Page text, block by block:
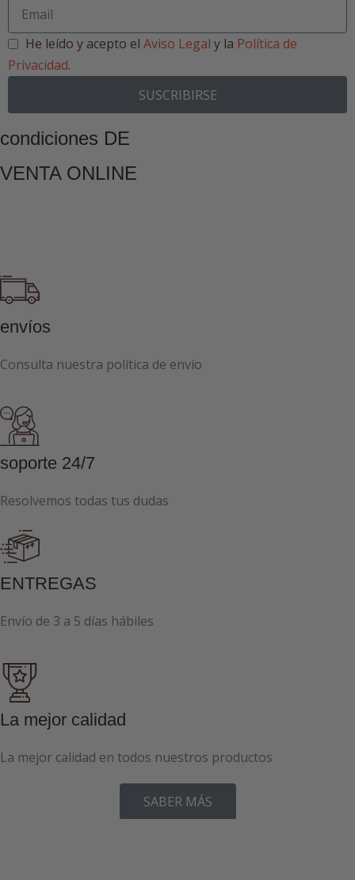
He leído y acepto el Aviso Legal y la Política de
Privacidad.
SUSCRIBIRSE
condiciones DE
VENTA ONLINE
envíos
Consulta nuestra política de envío
soporte 24/7
Resolvemos todas tus dudas
ENTREGAS
Envío de 3 a 5 días hábiles
La mejor calidad
La mejor calidad en todos nuestros productos
SABER MÁS